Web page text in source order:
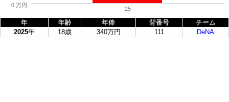
25
0 万円
年 年齢 年俸 背番号
チーム
2025年 18歳 340万円 111 DeNA